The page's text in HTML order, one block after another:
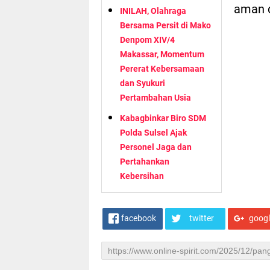
INILAH, Olahraga
Bersama Persit di Mako
Denpom XIV/4
Makassar, Momentum
Pererat Kebersamaan
dan Syukuri
Pertambahan Usia
Kabagbinkar Biro SDM
Polda Sulsel Ajak
Personel Jaga dan
Pertahankan
Kebersihan
aman
facebook twitter